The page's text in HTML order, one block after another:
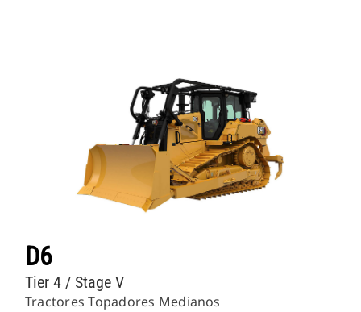
D6
Tractores Topadores Medianos
Tier 4 / Stage V